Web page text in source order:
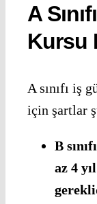
A
Kursu
A sınıfı iş
için şartlar
B
az 4